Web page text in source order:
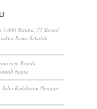
1.000 Taruna, 71 Taruni
Siswa Sekolah
Bripda
Nyata
Kedekatan Dengan